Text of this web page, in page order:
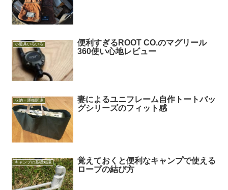
小道具いろいろ
便利すぎるROOT CO.のマグリール
360使い心地レビュー
収納・運搬関連
妻によるユニフレーム自作トートバッ
グシリーズのフィット感
キャンプの基礎知識
覚えておくと便利なキャンプで使える
ロープの結び方